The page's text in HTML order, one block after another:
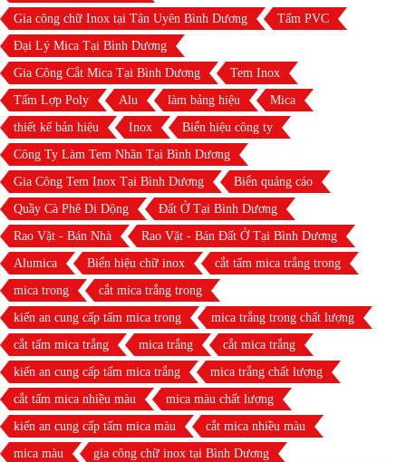
Gia công chữ Inox tại Tân Uyên Bình Dương
Tấm PVC
Đại Lý Mica Tại Bình Dương
Gia Công Cắt Mica Tại Bình Dương
Tem Inox
Tấm Lợp Poly
Alu làm bảng hiệu
Mica
thiết kế bản hiệu
Inox
Biển hiệu công ty
Công Ty Làm Tem Nhãn Tại Bình Dương
Gia Công Tem Inox Tại Bình Dương
Biển quảng cáo
Quầy Cà Phê Di Dộng
Đất Ở Tại Bình Dương
Rao Vặt - Bán Nhà
Rao Vặt - Bán Đất Ở Tại Bình Dương
Alumica
Biển hiệu chữ inox
cắt tấm mica trắng trong
mica trong
cắt mica trắng trong
kiến an cung cấp tấm mica trong
mica trắng trong chất lượng
cắt tấm mica trắng
mica trắng
cắt mica trắng
kiến an cung cấp tấm mica trắng
mica trắng chất lượng
cắt tấm mica nhiều màu
mica màu chất lượng
kiến an cung cấp tấm mica màu
cắt mica nhiều màu
mica màu
gia công chữ inox tại Bình Dương